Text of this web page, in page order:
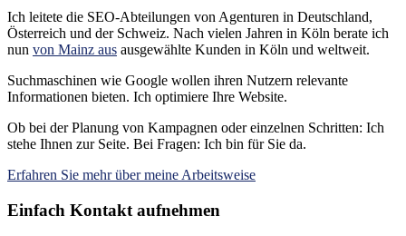
Ich leitete die SEO-Abteilungen von Agenturen in Deutschland,
Österreich und der Schweiz. Nach vielen Jahren in Köln berate ich
nun von Mainz aus ausgewählte Kunden in Köln und weltweit.
Suchmaschinen wie Google wollen ihren Nutzern relevante
Informationen bieten. Ich optimiere Ihre Website.
Ob bei der Planung von Kampagnen oder einzelnen Schritten: Ich
stehe Ihnen zur Seite. Bei Fragen: Ich bin für Sie da.
Erfahren Sie mehr über meine Arbeitsweise
Einfach Kontakt aufnehmen